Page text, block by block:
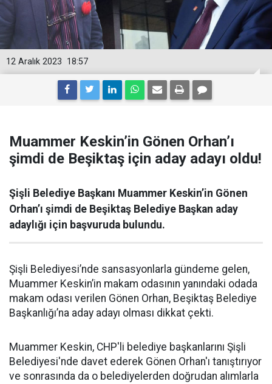
18:57
12 Aralık 2023
Muammer Keskin’in Gönen Orhan’ı
şimdi de Beşiktaş için aday adayı oldu!
Şişli Belediye Başkanı Muammer Keskin’in Gönen
Orhan’ı şimdi de Beşiktaş Belediye Başkan aday
adaylığı için başvuruda bulundu.
Şişli Belediyesi’nde sansasyonlarla gündeme gelen,
Muammer Keskin’in makam odasının yanındaki odada
makam odası verilen Gönen Orhan, Beşiktaş Belediye
Başkanlığı’na aday adayı olması dikkat çekti.
Muammer Keskin, CHP'li belediye başkanlarını Şişli
Belediyesi'nde davet ederek Gönen Orhan'ı tanıştırıyor
ve sonrasında da o belediyelerden doğrudan alımlarla